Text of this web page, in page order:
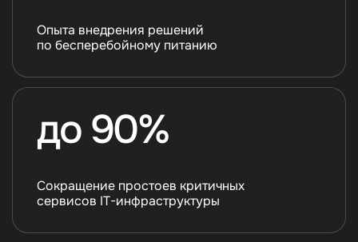
Опыта внедрения решений
по бесперебойному питанию
до 90%
Сокращение простоев критичных
сервисов IT-инфраструктуры